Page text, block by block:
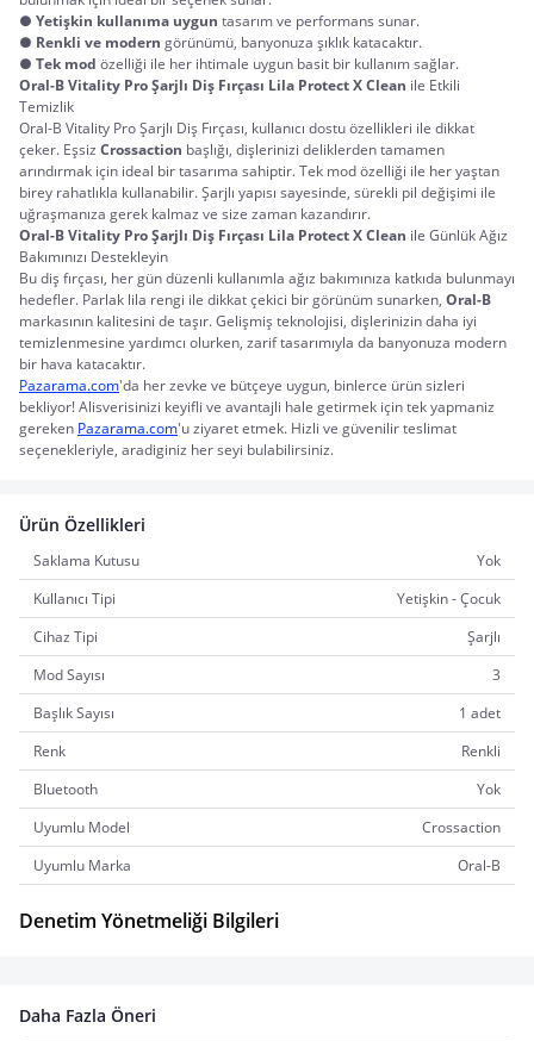
● Yetişkin kullanıma uygun tasarım ve performans sunar.
● Renkli ve modern görünümü, banyonuza şıklık katacaktır.
● Tek mod özelliği ile her ihtimale uygun basit bir kullanım sağlar.
Oral-B Vitality Pro Şarjlı Diş Fırçası Lila Protect X Clean ile Etkili
Temizlik
Oral-B Vitality Pro Şarjlı Diş Fırçası, kullanıcı dostu özellikleri ile dikkat
çeker. Eşsiz Crossaction başlığı, dişlerinizi deliklerden tamamen
arındırmak için ideal bir tasarıma sahiptir. Tek mod özelliği ile her yaştan
birey rahatlıkla kullanabilir. Şarjlı yapısı sayesinde, sürekli pil değişimi ile
uğraşmanıza gerek kalmaz ve size zaman kazandırır.
Oral-B Vitality Pro Şarjlı Diş Fırçası Lila Protect X Clean ile Günlük Ağız
Bakımınızı Destekleyin
Bu diş fırçası, her gün düzenli kullanımla ağız bakımınıza katkıda bulunmayı
hedefler. Parlak lila rengi ile dikkat çekici bir görünüm sunarken, Oral-B
markasının kalitesini de taşır. Gelişmiş teknolojisi, dişlerinizin daha iyi
temizlenmesine yardımcı olurken, zarif tasarımıyla da banyonuza modern
bir hava katacaktır.
Pazarama.com'da her zevke ve bütçeye uygun, binlerce ürün sizleri
bekliyor! Alisverisinizi keyifli ve avantajli hale getirmek için tek yapmaniz
gereken Pazarama.com'u ziyaret etmek. Hizli ve güvenilir teslimat
seçenekleriyle, aradiginiz her seyi bulabilirsiniz.
Ürün Özellikleri
Saklama Kutusu
Yok
Kullanıcı Tipi
Yetişkin - Çocuk
Cihaz Tipi
Şarjlı
Mod Sayısı
3
Başlık Sayısı
1 adet
Renk
Renkli
Bluetooth
Yok
Uyumlu Model
Crossaction
Uyumlu Marka
Oral-B
Denetim Yönetmeliği Bilgileri
Daha Fazla Öneri